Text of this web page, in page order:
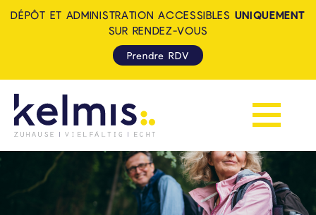
KELMIS - LA CALAMINE:
Afficher la
DÉPÔT ET ADMINISTRATION ACCESSIBLES UNIQUEMENT
SUR RENDEZ-VOUS
Prendre RDV